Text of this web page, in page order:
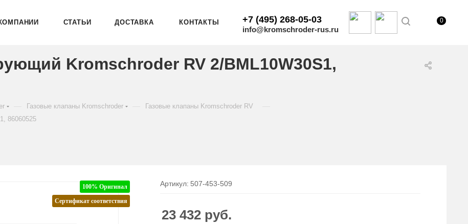
СТАТЬИ ДОСТАВКА КОНТАКТЫ +7 (495) 268-05-03
info@kromschroder-rus.ru
0
Kromschroder RV 2/BML10W30S1,
Газовые клапаны Kromschroder Газовые клапаны Kromschroder RV
86060525
100% Оригинал
Сертификат соответствия
Артикул: 507-453-509
23 432 руб.